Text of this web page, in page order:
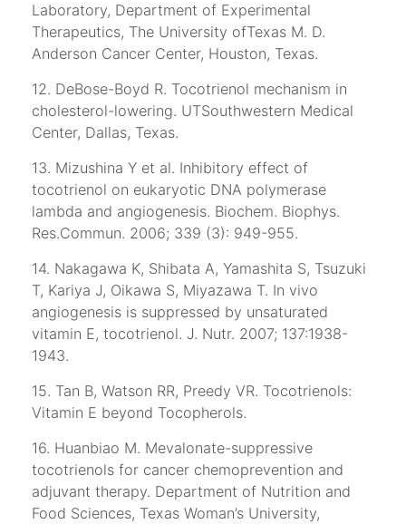
Laboratory, Department of Experimental
Therapeutics, The University ofTexas M. D.
Anderson Cancer Center, Houston, Texas.
12. DeBose-Boyd R. Tocotrienol mechanism in
cholesterol-lowering. UTSouthwestern Medical
Center, Dallas, Texas.
13. Mizushina Y et al. Inhibitory effect of
tocotrienol on eukaryotic DNA polymerase
lambda and angiogenesis. Biochem. Biophys.
Res.Commun. 2006; 339 (3): 949-955.
14. Nakagawa K, Shibata A, Yamashita S, Tsuzuki
T, Kariya J, Oikawa S, Miyazawa T. In vivo
angiogenesis is suppressed by unsaturated
vitamin E, tocotrienol. J. Nutr. 2007; 137:1938-
1943.
15. Tan B, Watson RR, Preedy VR. Tocotrienols:
Vitamin E beyond Tocopherols.
16. Huanbiao M. Mevalonate-suppressive
tocotrienols for cancer chemoprevention and
adjuvant therapy. Department of Nutrition and
Food Sciences, Texas Woman’s University,